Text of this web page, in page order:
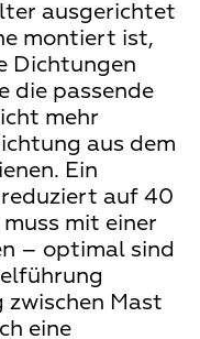
ausgerichtet
montiert ist,
Dichtungen
die passende
mehr
aus dem
Ein
reduziert auf 40
mit einer
– optimal sind
zwischen Mast
eine